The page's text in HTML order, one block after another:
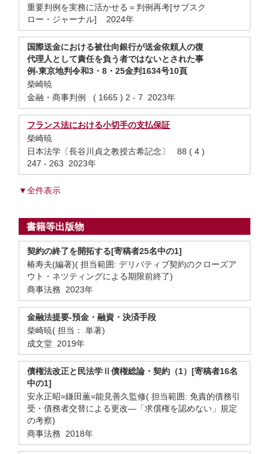
重要判例を実務に活かせる＝判例再考[サブスク
ロー・ジャーナル] 2024年
国際送金における被仕向銀行が送金依頼人の復
代理人として責任を負う者ではないとされた事
例-東京地判令和3・8・25金判1634号10頁
柴崎暁
金融・商事判例 ( 1665 ) 2 - 7 2023年
フランス法における小切手の支払保証
柴崎暁
日本法学〔長谷川貞之教授古希記念〕 88 ( 4 )
247 - 263 2023年
▼全件表示
書籍等出版物
契約の終了を開拓する[寄稿者25名中の1]
椿寿夫(編著)( 担当範囲: デリバティブ契約のクローズア
ウト・ネツティングによる期限前終了)
商事法務 2023年
金融法提要-預金・融資・決済手段
柴崎暁( 担当： 単著)
成文堂 2019年
債権法改正と民法学Ⅱ債権総論・契約（1）[寄稿者16名
中の1]
安永正昭=鎌田薫=能見善久監修( 担当範囲: 免責的債務引
受・債務者交替による更改―「求償権を認めない」規定
の考察)
商事法務 2018年